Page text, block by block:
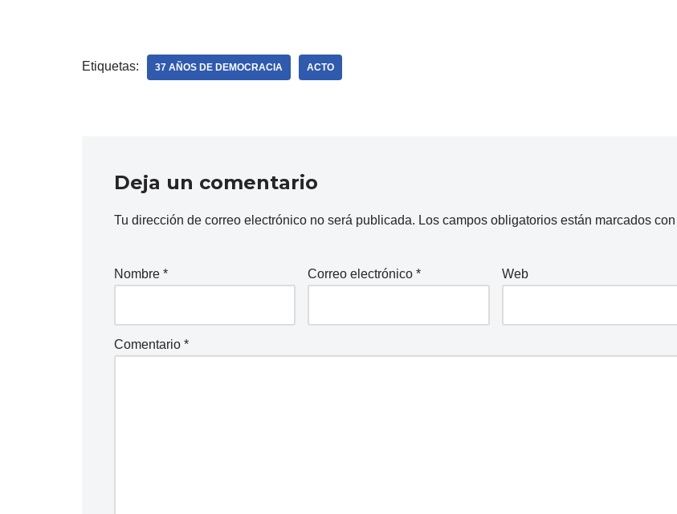
Etiquetas: 37 AÑOS DE DEMOCRACIA ACTO
Deja un comentario
Tu dirección de correo electrónico no será publicada. Los campos obligatorios están marcados con
Nombre * Correo electrónico* Web
Comentario *